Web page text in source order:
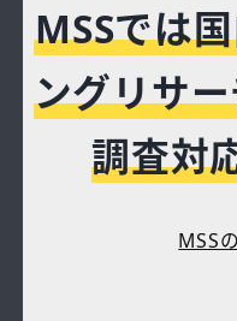
MSSでは
ングリサ
調査対
MSS